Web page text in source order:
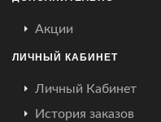
Акции
ЛИЧНЫЙ КАБИНЕТ
Личный Кабинет
История заказов